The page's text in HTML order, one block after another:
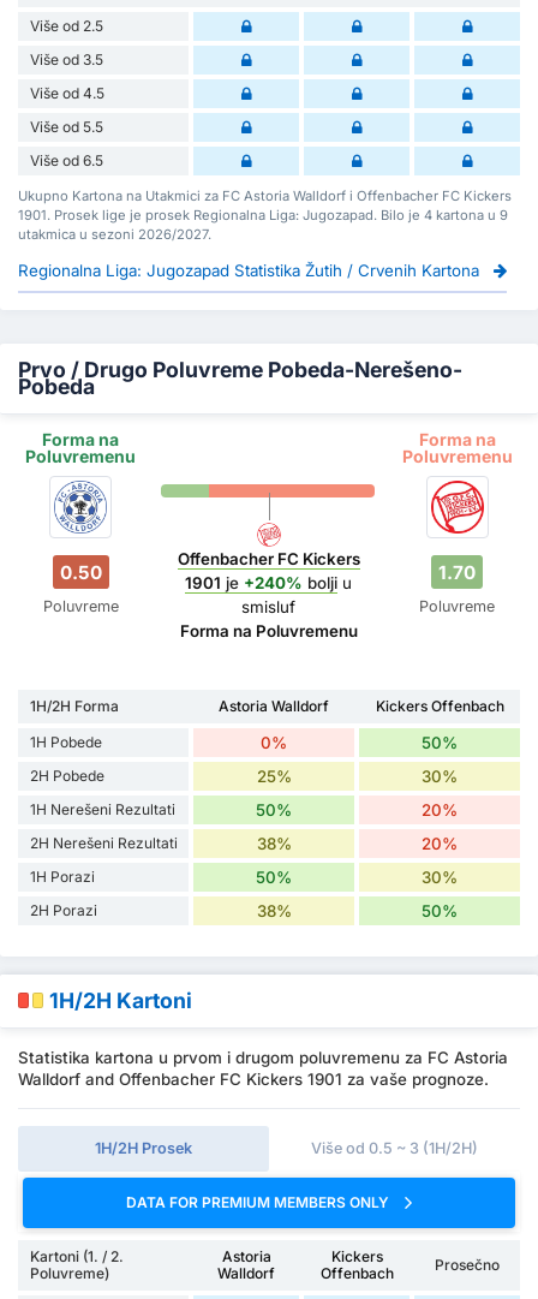
Više od 2.5
Više od 3.5
Više od 4.5
Više od 5.5
Više od 6.5
Ukupno Kartona na Utakmici za FC Astoria Walldorf i Offenbacher FC Kickers
1901. Prosek lige je prosek Regionalna Liga: Jugozapad. Bilo je 4 kartona u 9
utakmica u sezoni 2026/2027.
Regionalna Liga: Jugozapad Statistika Žutih / Crvenih Kartona
Prvo / Drugo Poluvreme Pobeda-Nerešeno-
Pobeda
Forma na
Poluvremenu
Forma na
Poluvremenu
0.50
Poluvreme
Offenbacher FC Kickers
1901 je +240% bolji u
smisluf
Forma na Poluvremenu
1.70
Poluvreme
1H/2H Forma Astoria Walldorf
Kickers Offenbach
1H Pobede
0% 50%
2H Pobede 25% 30%
1H Nerešeni Rezultati 50% 20%
2H Nerešeni Rezultati 38% 20%
1H Porazi 50% 30%
2H Porazi 38% 50%
1H/2H Kartoni
Statistika kartona u prvom i drugom poluvremenu za FC Astoria
Walldorf and Offenbacher FC Kickers 1901 za vaše prognoze.
1H/2H Prosek Više od 0.5 ~ 3 (1H/2H)
DATA FOR PREMIUM MEMBERS ONLY
Kartoni (1. / 2.
Poluvreme)
Astoria
Walldorf
Kickers
Offenbach
Prosečno